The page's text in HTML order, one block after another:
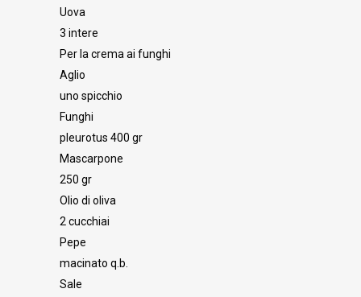
Uova
3 intere
Per la crema ai funghi
Aglio
uno spicchio
Funghi
pleurotus 400 gr
Mascarpone
250 gr
Olio di oliva
2 cucchiai
Pepe
macinato q.b.
Sale